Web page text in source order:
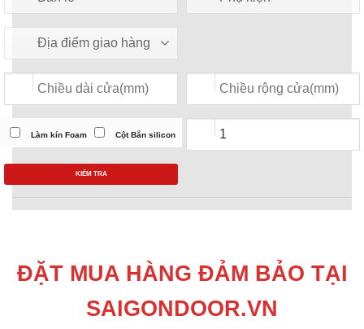
Làm kín Foam Cột Bắn silicon
KIỂM TRA
ĐẶT MUA HÀNG ĐẢM BẢO TẠI
SAIGONDOOR.VN